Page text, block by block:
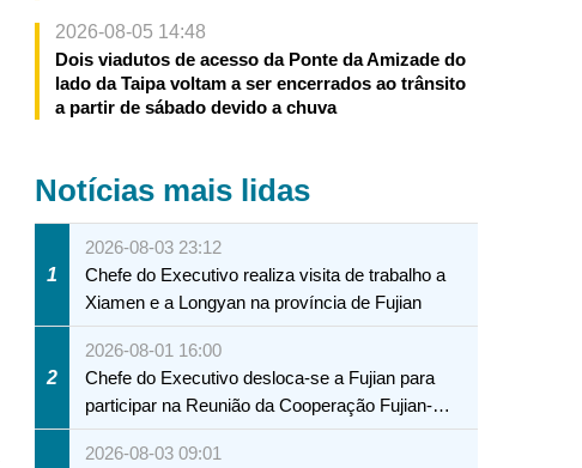
2026-08-05 14:48
Dois viadutos de acesso da Ponte da Amizade do
lado da Taipa voltam a ser encerrados ao trânsito
a partir de sábado devido a chuva
Notícias mais lidas
1
2026-08-03 23:12
Chefe do Executivo realiza visita de trabalho a
Xiamen e a Longyan na província de Fujian
2
2026-08-01 16:00
Chefe do Executivo desloca-se a Fujian para
participar na Reunião da Cooperação Fujian-
Macau
2026-08-03 09:01